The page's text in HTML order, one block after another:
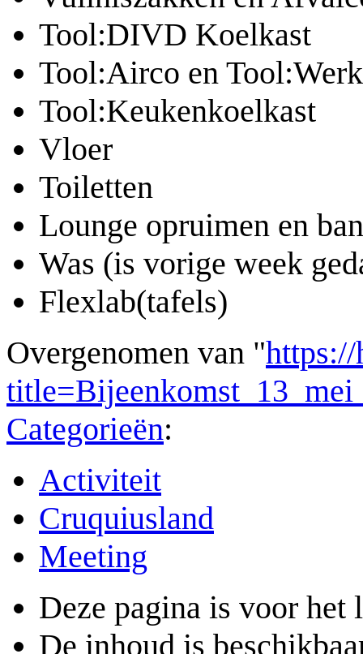
Tool:DIVD Koelkast
Tool:Airco en
Tool:Keukenkoelkast
Vloer
Toiletten
Lounge opruimen en
Was (is vorige week
Flexlab(tafels)
Overgenomen van "
Categorieën:
Activiteit
Cruquiusland
Meeting
Deze pagina is voor het
De inhoud is